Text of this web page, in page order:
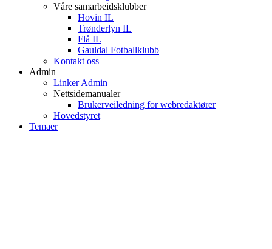
Våre samarbeidsklubber
Hovin IL
Trønderlyn IL
Flå IL
Gauldal Fotballklubb
Kontakt oss
Admin
Linker Admin
Nettsidemanualer
Brukerveiledning for webredaktører
Hovedstyret
Temaer